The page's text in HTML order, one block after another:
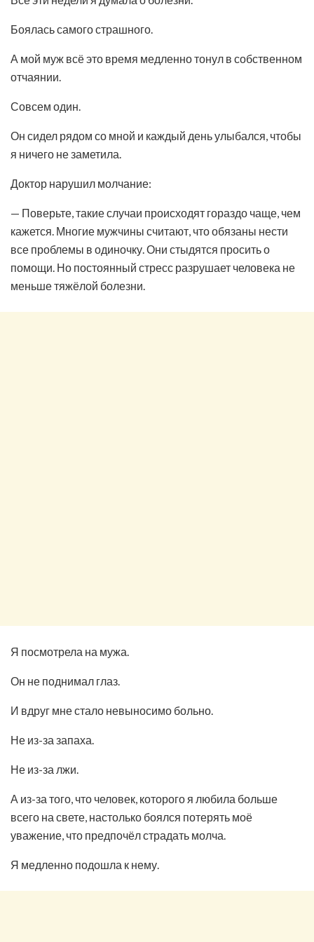
Боялась самого страшного.
А мой муж всё это время медленно тонул в собственном
отчаянии.
Совсем один.
Он сидел рядом со мной и каждый день улыбался, чтобы
я ничего не заметила.
Доктор нарушил молчание:
— Поверьте, такие случаи происходят гораздо чаще, чем
кажется. Многие мужчины считают, что обязаны нести
все проблемы в одиночку. Они стыдятся просить о
помощи. Но постоянный стресс разрушает человека не
меньше тяжёлой болезни.
Я посмотрела на мужа.
Он не поднимал глаз.
И вдруг мне стало невыносимо больно.
Не из-за запаха.
Не из-за лжи.
А из-за того, что человек, которого я любила больше
всего на свете, настолько боялся потерять моё
уважение, что предпочёл страдать молча.
Я медленно подошла к нему.